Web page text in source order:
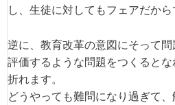
し、生徒に対してもフェアだから
逆に、教育改革の意図にそって
評価するような問題をつくると
折れます。
どうやっても難問になり過ぎて